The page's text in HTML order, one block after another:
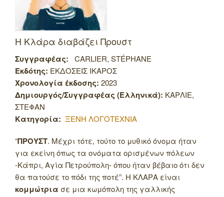
Η Κλάρα διαβάζει Προυστ
Συγγραφέας: CARLIER, STÉPHANE
Εκδότης: ΕΚΔΟΣΕΙΣ ΙΚΑΡΟΣ
Χρονολογία έκδοσης: 2023
Δημιουργός/Συγγραφέας (Ελληνικά): ΚΑΡΛΙΕ,
ΣΤΕΦΑΝ
Κατηγορία: ΞΕΝΗ ΛΟΓΟΤΕΧΝΙΑ
“ΠΡΟΥΣΤ. Μέχρι τότε, τούτο το μυθικό όνομα ήταν
για εκείνη όπως τα ονόματα ορισμένων πόλεων
-Κάπρι, Αγία Πετρούπολη- όπου ήταν βέβαιο ότι δεν
θα πατούσε το πόδι της ποτέ”. Η ΚΛΑΡΑ είναι
κομμώτρια σε μια κωμόπολη της γαλλικής